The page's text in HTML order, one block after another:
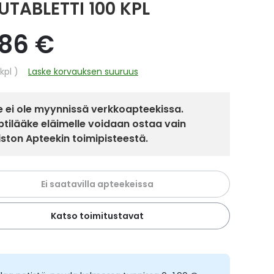
100 KPL
€
Laske korvauksen suuruus
ei ole myynnissä verkkoapteekissa.
eläimelle voidaan ostaa vain
Apteekin toimipisteestä.
Ei saatavilla apteekeissa
Katso toimitustavat